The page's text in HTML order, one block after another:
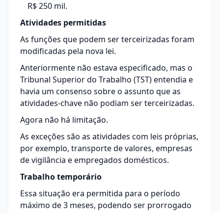
R$ 250 mil.
Atividades permitidas
As funções que podem ser terceirizadas foram
modificadas pela nova lei.
Anteriormente não estava especificado, mas o
Tribunal Superior do Trabalho (TST) entendia e
havia um consenso sobre o assunto que as
atividades-chave não podiam ser terceirizadas.
Agora não há limitação.
As exceções são as atividades com leis próprias,
por exemplo, transporte de valores, empresas
de vigilância e empregados domésticos.
Trabalho temporário
Essa situação era permitida para o período
máximo de 3 meses, podendo ser prorrogado